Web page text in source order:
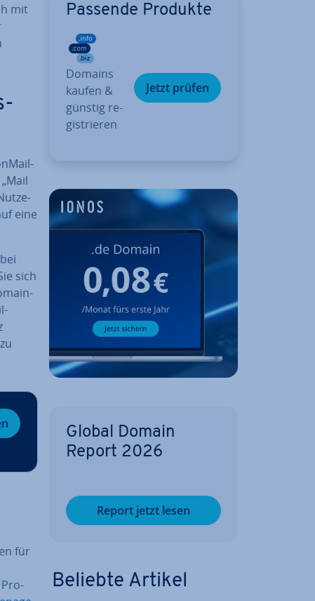
mit
eine
sich
für
Pro­
Passende Produkte
Domains
kaufen &
günstig re­
gis­trie­ren
Jetzt prüfen
Global Domain
Report 2026
Report jetzt lesen
Beliebte Artikel